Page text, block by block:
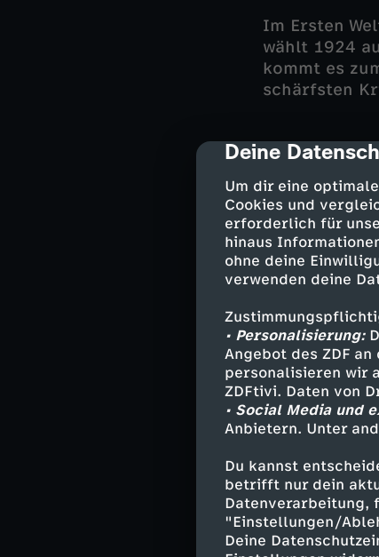
cmp-dialog-
Deine
Um dir eine
Cookies und
erforderlich für
hinaus
ohne deine
verwenden deine
• Personalisierung:
Angebot des ZDF
personalisieren wir
ZDFtivi. Daten von
• Social Media und
Anbietern. Unter
Du kannst
betrifft nur dein
Datenverarbeitung,
"Einstellungen/
Deine
Im Ersten
wählt 1924
kommt es
schärfsten
Sein
bleibt
KZ
Niemöller
einer der
wird er zum
berufen und
Inhalte
1963 spricht
und das
über die Zeit
politischen
Aufrüstung.